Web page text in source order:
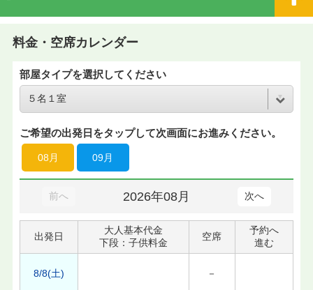
料金・空席カレンダー
部屋タイプを選択してください
ご希望の出発日をタップして次画面にお進みください。
08月 09月
前へ 2026年08月 次へ
出発日
大人基本代金
下段：子供料金
空席
予約へ
進む
8/8(土) －